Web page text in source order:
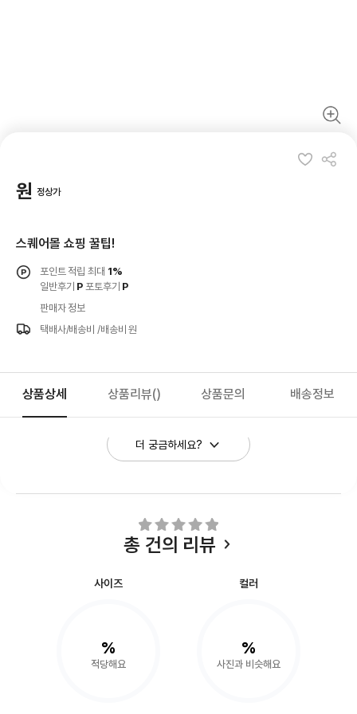
원 정상가
스퀘어몰 쇼핑 꿀팁!
포인트 적립 최대 1%
일반후기 P 포토후기 P
판매자 정보
택배사/배송비 /배송비 원
상품상세 상품리뷰() 상품문의 배송정보
더 궁금하세요?
총 건의 리뷰
사이즈
%
적당해요
컬러
%
사진과 비슷해요